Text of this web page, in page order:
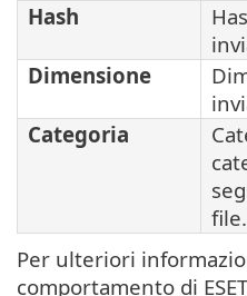
Hash
Dimensione
Categoria
file.
Per ulteriori
comportamento di